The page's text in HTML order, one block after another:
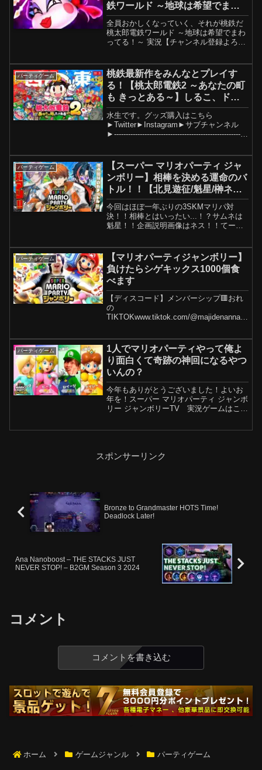
鉄ワールド ～地球は希望でまわ
ってる！～ 』#2
全員おかしくなっていく、それが桃鉄だ
桃太郎電鉄ワールド ～地球は希望でまわ
ってる！～ 実況【チャンネル登録よろっ
スト 】【単発実況再生リスト2】【単発
実況再生リスト...
パーティゲーム
桃鉄最新作をみんなとプレイす
る！【桃太郎電鉄2 ～あなたの町
も きっとある～】しるこ、ドズ
ル、ネコおじ
水生です。グッズ購入はこちら
►Twitter►Instagram►サブチャンネル
►---------------------------------------------------------
パーティゲーム
【スーパー マリオパーティ ジャ
ンボリー】相棒を決める運命のバ
トル！！【北見遊征/魁星/榊ネス
にじさんじ】
今回はほぼ一年ぶりの3SKMマリパ対
決！！相棒とはいったい...！？サムネは
魁星！！企画説明画像はネス！！てーん
マリオ...
パーティゲーム
【マリオパーティジャンボリー】
負けたらシゲキックス1000個食
べます
【ディスコード】メンバーシップ🟥おれ
の
TIKTOKwww.tiktok.com/@majidenannan
プ 『マジでなんナン』同...
パーティゲーム
1人でマリオパーティやって俺よ
り面白くて奇跡の神回になるやつ
いんの？
今年もありがとうございました！よいお
年を！スーパー マリオパーティ ジャンボ
リー ジャンボリーTV 実況ゲームはこち
スポンサーリンク
Bronze to Grandmaster HOTS Time!
Deadlock Later!
Ana Nanoboost – THE STACKS JUST
NEVER STOP! – B2GM Season 3 2024
コメント
コメントを書き込む
ホーム ゲームジャンル パーティゲーム